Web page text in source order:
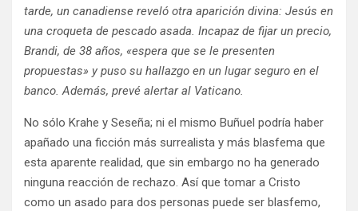
tarde, un canadiense reveló otra aparición divina: Jesús en
una croqueta de pescado asada. Incapaz de fijar un precio,
Brandi, de 38 años, «espera que se le presenten
propuestas» y puso su hallazgo en un lugar seguro en el
banco. Además, prevé alertar al Vaticano.
No sólo Krahe y Seseña; ni el mismo Buñuel podría haber
apañado una ficción más surrealista y más blasfema que
esta aparente realidad, que sin embargo no ha generado
ninguna reacción de rechazo. Así que tomar a Cristo
como un asado para dos personas puede ser blasfemo,